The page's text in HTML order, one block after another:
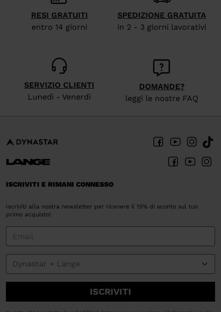
RESI GRATUITI
entro 14 giorni
SPEDIZIONE GRATUITA
in 2 - 3 giorni lavorativi
SERVIZIO CLIENTI
Lunedì - Venerdì
DOMANDE?
leggi le nostre FAQ
ISCRIVITI E RIMANI CONNESSO
Iscriviti alla nostra newsletter per ricevere il 15% di sconto sul tuo
primo acquisto!
ISCRIVITI